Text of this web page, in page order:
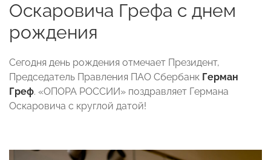
Оскаровича Грефа с днем
рождения
Сегодня день рождения отмечает Президент,
Председатель Правления ПАО Сбербанк Герман
Греф. «ОПОРА РОССИИ» поздравляет Германа
Оскаровича с круглой датой!